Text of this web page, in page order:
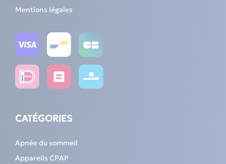
Mentions légales
CATÉGORIES
Apnée du sommeil
Appareils CPAP